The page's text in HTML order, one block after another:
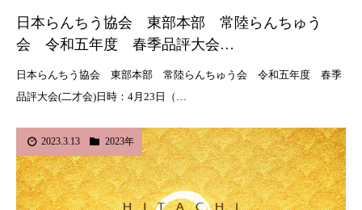
日本らんちう協会 東部本部 常陸らんちゅう
会 令和五年度 春季品評大会…
日本らんちう協会 東部本部 常陸らんちゅう会 令和五年度 春季
品評大会(二才会)日時：4月23日（…
2023.3.13 2023年